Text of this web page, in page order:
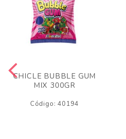
CHICLE BUBBLE GUM
MIX 300GR
Código: 40194